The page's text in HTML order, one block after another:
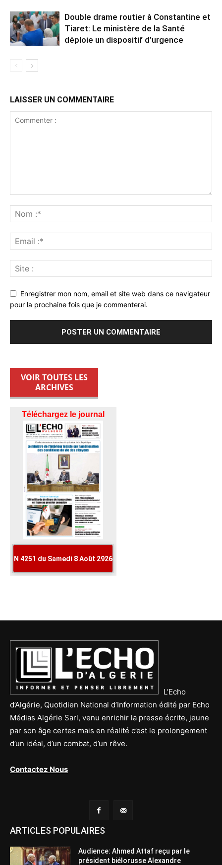
Double drame routier à Constantine et
Tiaret: Le ministère de la Santé
déploie un dispositif d’urgence
LAISSER UN COMMENTAIRE
Enregistrer mon nom, email et site web dans ce navigateur
pour la prochaine fois que je commenterai.
VOIR TOUTES LES
ARCHIVES
L’Echo
d’Algérie, Quotidien National d’Information édité par Echo
Médias Algérie Sarl, venu enrichir la presse écrite, jeune
par son âge certes mais en réalité c’est le prolongement
d’un idéal, d’un combat, d’un rêve.
Contactez Nous
ARTICLES POPULAIRES
Audience: Ahmed Attaf reçu par le
président biélorusse Alexandre